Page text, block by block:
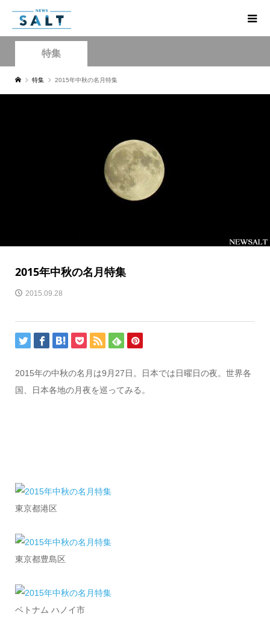
特集
特集 2015年中秋の名月特集
2015年中秋の名月特集
2015.09.28
2015年の中秋の名月は9月27日。日本では日曜日の夜。世界各
国、日本各地の月夜を巡ってみる。
東京都港区
東京都豊島区
ベトナム ハノイ市